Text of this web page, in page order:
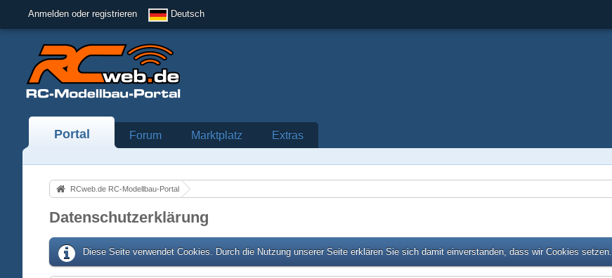
Anmelden oder registrieren Deutsch
Portal Forum Marktplatz Extras
RCweb.de RC-Modellbau-Portal
Datenschutzerklärung
Diese Seite verwendet Cookies. Durch die Nutzung unserer Seite erklären Sie sich damit einverstanden, dass wir Cookies setzen.